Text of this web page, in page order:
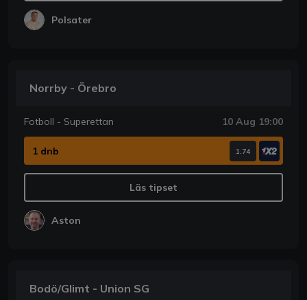
Polsater
Norrby - Örebro
Fotboll - Superettan 10 Aug 19:00
1 dnb 1.74
Läs tipset
Aston
Bodö/Glimt - Union SG